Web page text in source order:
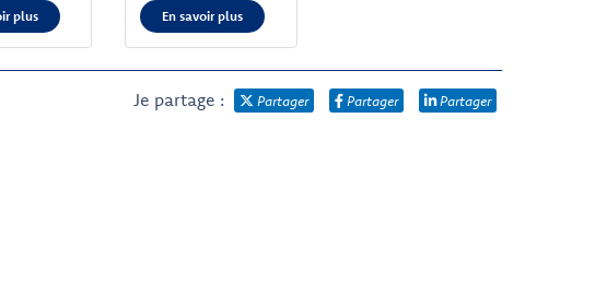
plus En savoir plus
Je partage : Partager Partager Partager